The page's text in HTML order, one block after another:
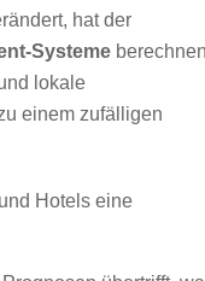
hat der
Systeme
lokale
einem zufälligen
Hotels eine